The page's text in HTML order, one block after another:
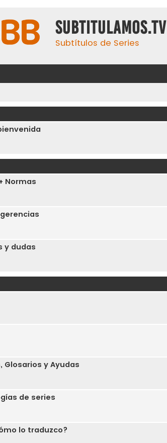
subtitulamos.tv
Subtítulos de Series
Normas
y dudas
Glosarios y Ayudas
de series
lo traduzco?